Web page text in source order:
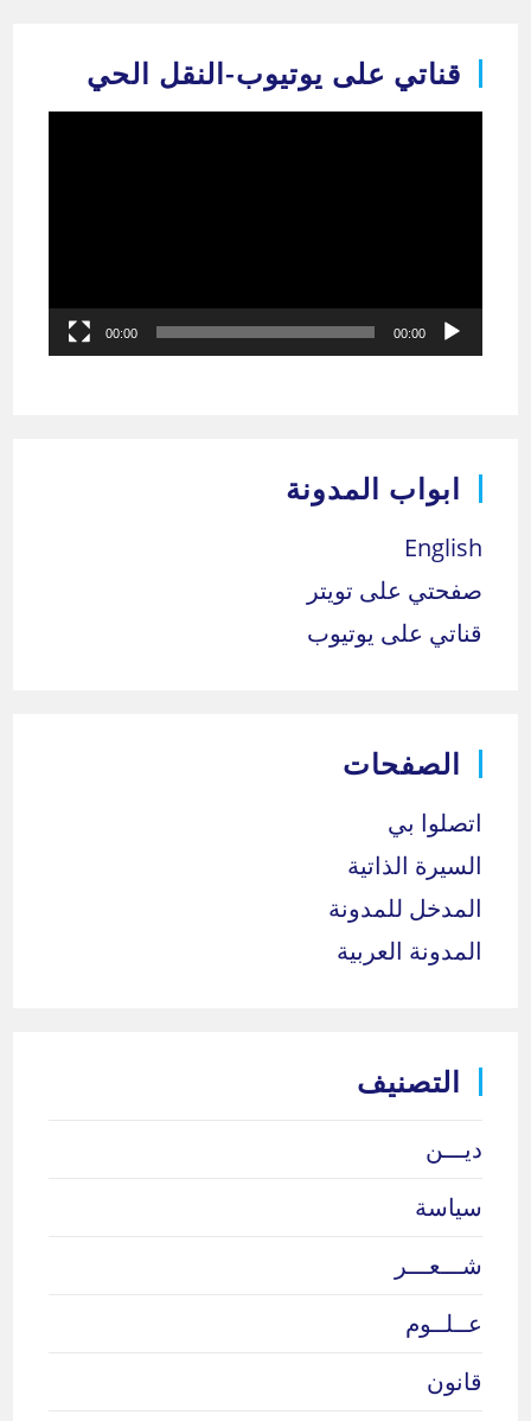
قناتي على يوتيوب-النقل الحي
00:00
00:00
ابواب المدونة
English
صفحتي على تويتر
قناتي على يوتيوب
الصفحات
اتصلوا بي
السيرة الذاتية
المدخل للمدونة
المدونة العربية
التصنيف
ديـــن
سياسة
شـــعـــر
عــلــوم
قانون